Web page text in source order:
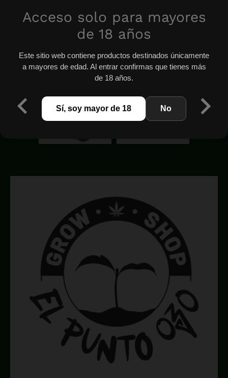
Acceso solo para mayores
de 18 años
Este sitio web contiene productos destinados únicamente
a mayores de edad. Al entrar confirmas que tienes más
de 18 años.
Sí, soy mayor de 18 No